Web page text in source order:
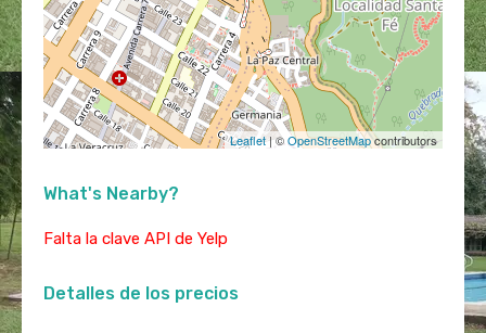
Leaflet| ©OpenStreetMapcontributors
What's Nearby?
Falta la clave API de Yelp
Detalles de los precios